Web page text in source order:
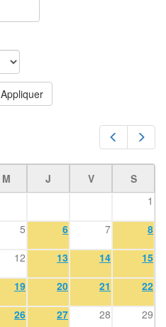
Appliquer
Préc.
M J V
S
1
5 6 7
8
12 13 14
15
19 20 21
22
26 27 28
29